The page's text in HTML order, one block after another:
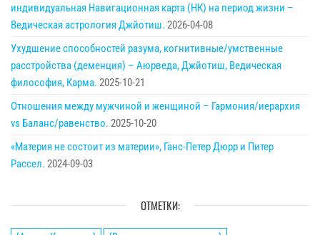
индивидуальная Навигационная карта (НК) на период жизни –
Ведическая астрология Джйотиш. 2026-04-08
Ухудшение способностей разума, когнитивные/умственные
расстройства (деменция) – Аюрведа, Джйотиш, Ведическая
философия, Карма. 2025-10-21
Отношения между мужчиной и женщиной – Гармония/иерархия
vs Баланс/равенство. 2025-10-20
«Материя не состоит из материи», Ганс-Петер Дюрр и Питер
Рассел. 2024-09-03
ОТМЕТКИ: